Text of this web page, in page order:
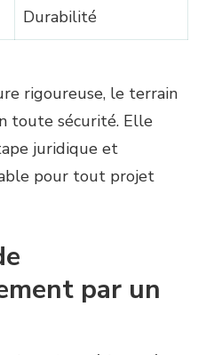
Durabilité
rigoureuse, le terrain
toute sécurité. Elle
juridique et
pour tout projet
par un